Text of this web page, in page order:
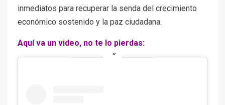
inmediatos para recuperar la senda del crecimiento
económico sostenido y la paz ciudadana.
Aquí va un video, no te lo pierdas: